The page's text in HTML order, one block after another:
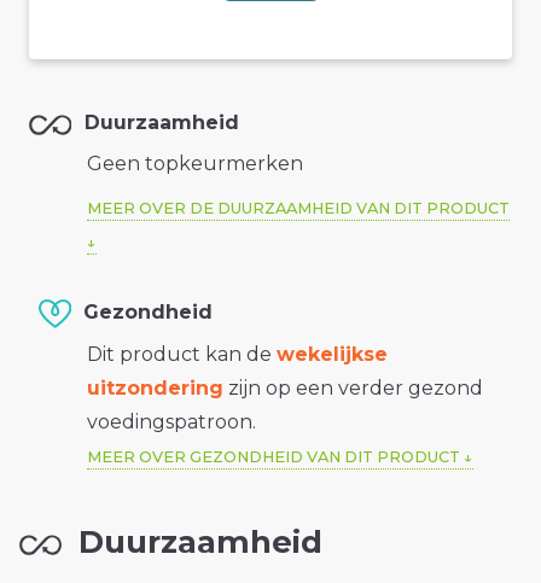
Duurzaamheid
Geen topkeurmerken
MEER OVER DE DUURZAAMHEID VAN DIT PRODUCT
Gezondheid
Dit product kan de wekelijkse
uitzondering zijn op een verder gezond
voedingspatroon.
MEER OVER GEZONDHEID VAN DIT PRODUCT
Duurzaamheid